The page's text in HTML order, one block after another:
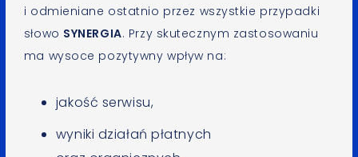
i odmieniane ostatnio przez wszystkie przypadki
słowo SYNERGIA. Przy skutecznym zastosowaniu
ma wysoce pozytywny wpływ na:
jakość serwisu,
wyniki działań płatnych